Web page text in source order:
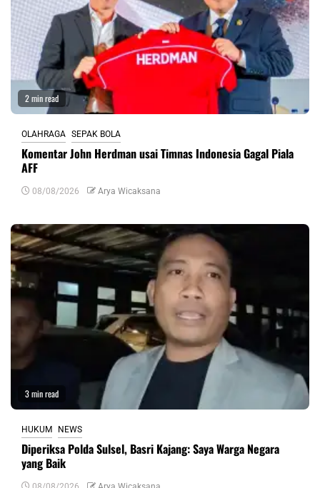
2 min read
OLAHRAGA SEPAK BOLA
Komentar John Herdman usai Timnas Indonesia Gagal Piala
AFF
08/08/2026 Arya Wicaksana
3 min read
HUKUM NEWS
Diperiksa Polda Sulsel, Basri Kajang: Saya Warga Negara
yang Baik